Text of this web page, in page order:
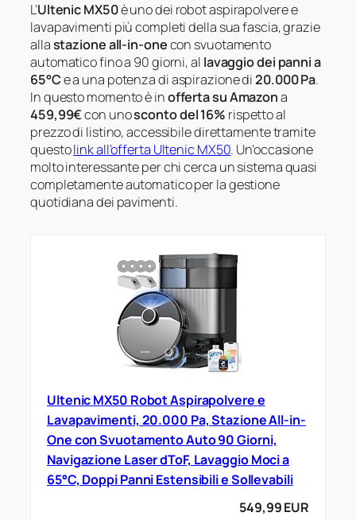
L’Ultenic MX50è uno dei robot aspirapolvere e
lavapavimenti più completi della sua fascia, grazie
allastazione all-in-onecon svuotamento
automatico fino a 90 giorni, al lavaggio dei panni a
65°Ce a una potenza di aspirazione di20.000 Pa.
In questo momento è inofferta su Amazona
459,99€con unosconto del 16% rispetto al
prezzo di listino, accessibile direttamente tramite
questolink all’offerta Ultenic MX50. Un’occasione
molto interessante per chi cerca un sistema quasi
completamente automatico per la gestione
quotidiana dei pavimenti.
Ultenic MX50 Robot Aspirapolvere e
Lavapavimenti, 20.000 Pa, Stazione All-in-
One con Svuotamento Auto 90 Giorni,
Navigazione Laser dToF, Lavaggio Moci a
65°C, Doppi Panni Estensibili e Sollevabili
549,99 EUR